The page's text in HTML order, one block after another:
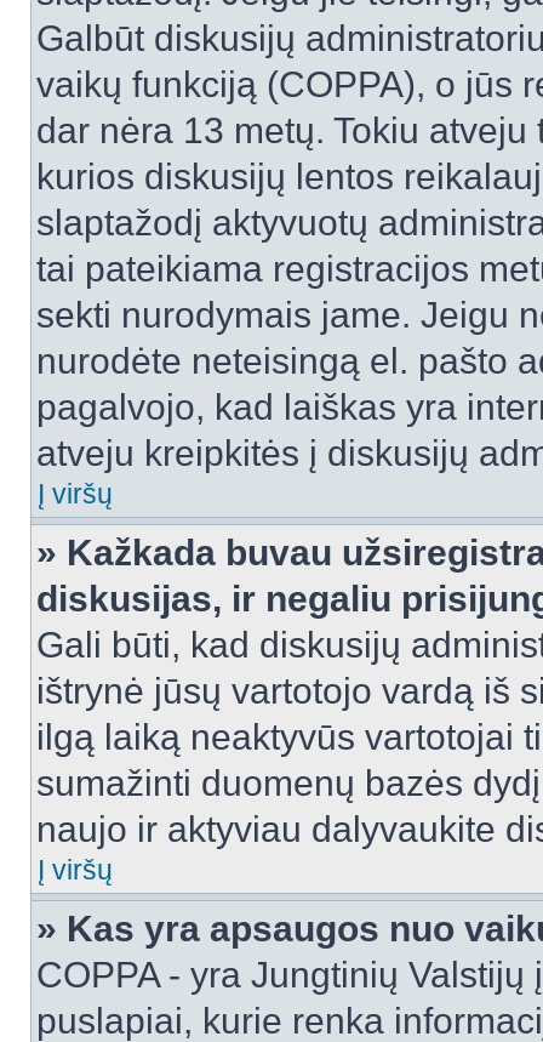
Galbūt diskusijų
vaikų funkciją (COPPA), o jūs
dar nėra 13 metų. Tokiu
kurios diskusijų lentos
slaptažodį aktyvuotų
tai pateikiama registracijos
sekti nurodymais jame. Jeigu
nurodėte neteisingą el. pašto
pagalvojo, kad laiškas yra
atveju kreipkitės į diskusijų
Į viršų
» Kažkada buvau
diskusijas, ir negaliu
Gali būti, kad diskusijų
ištrynė jūsų vartotojo vardą iš
ilgą laiką neaktyvūs vartotojai
sumažinti duomenų bazės
naujo ir aktyviau dalyvaukite
Į viršų
» Kas yra apsaugos nuo
COPPA - yra Jungtinių
puslapiai, kurie renka